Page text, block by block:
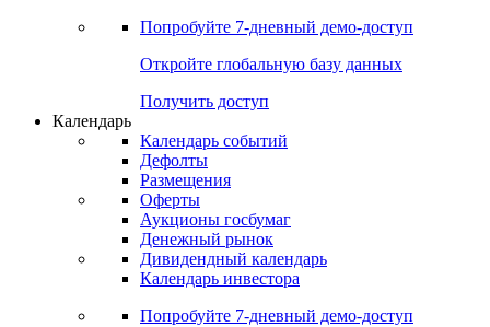
Попробуйте 7-дневный демо-доступ
Откройте глобальную базу данных
Получить доступ
Календарь
Календарь событий
Дефолты
Размещения
Оферты
Аукционы госбумаг
Денежный рынок
Дивидендный календарь
Календарь инвестора
Попробуйте 7-дневный демо-доступ